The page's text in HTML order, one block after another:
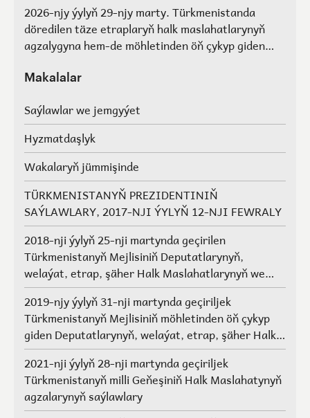
2026-njy ýylyň 29-njy marty. Türkmenistanda
döredilen täze etraplaryň halk maslahatlarynyň
agzalygyna hem-de möhletinden öň çykyp giden
maslahatlarynyň we Geňeşleriň agzalarynyň ýerine
Makalalar
Saýlawlar we jemgyýet
Hyzmatdaşlyk
Wakalaryň jümmişinde
TÜRKMENISTANYŇ PREZIDENTINIŇ
SAÝLAWLARY, 2017-NJI ÝYLYŇ 12-NJI FEWRALY
2018-nji ýylyň 25-nji martynda geçirilen
Türkmenistanyň Mejlisiniň Deputatlarynyň,
welaýat, etrap, şäher Halk Maslahatlarynyň we
Geňeşleriň agzalarynyň saýlawlary.
2019-njy ýylyň 31-nji martynda geçiriljek
Türkmenistanyň Mejlisiniň möhletinden öň çykyp
giden Deputatlarynyň, welaýat, etrap, şäher Halk
Maslahatlarynyň we Geňeşleriň agzalarynyň ýerine
saýlawlar
2021-nji ýylyň 28-nji martynda geçiriljek
Türkmenistanyň milli Geňeşiniň Halk Maslahatynyň
agzalarynyň saýlawlary